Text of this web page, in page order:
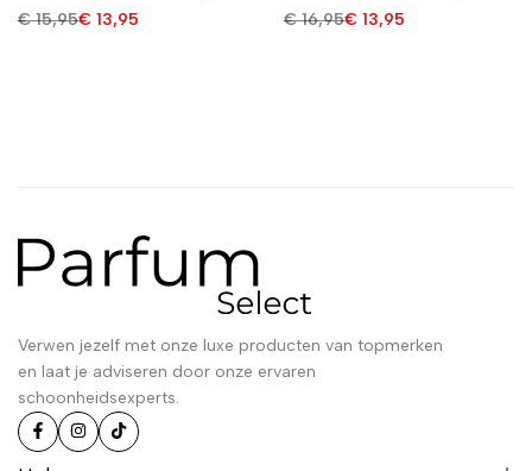
€15,95€ 13,95 €16,95€ 13,95
Verwen jezelf met onze luxe producten van topmerken
en laat je adviseren door onze ervaren
schoonheidsexperts.